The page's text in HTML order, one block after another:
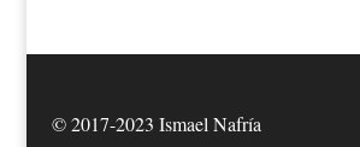
© 2017-2023 Ismael Nafría